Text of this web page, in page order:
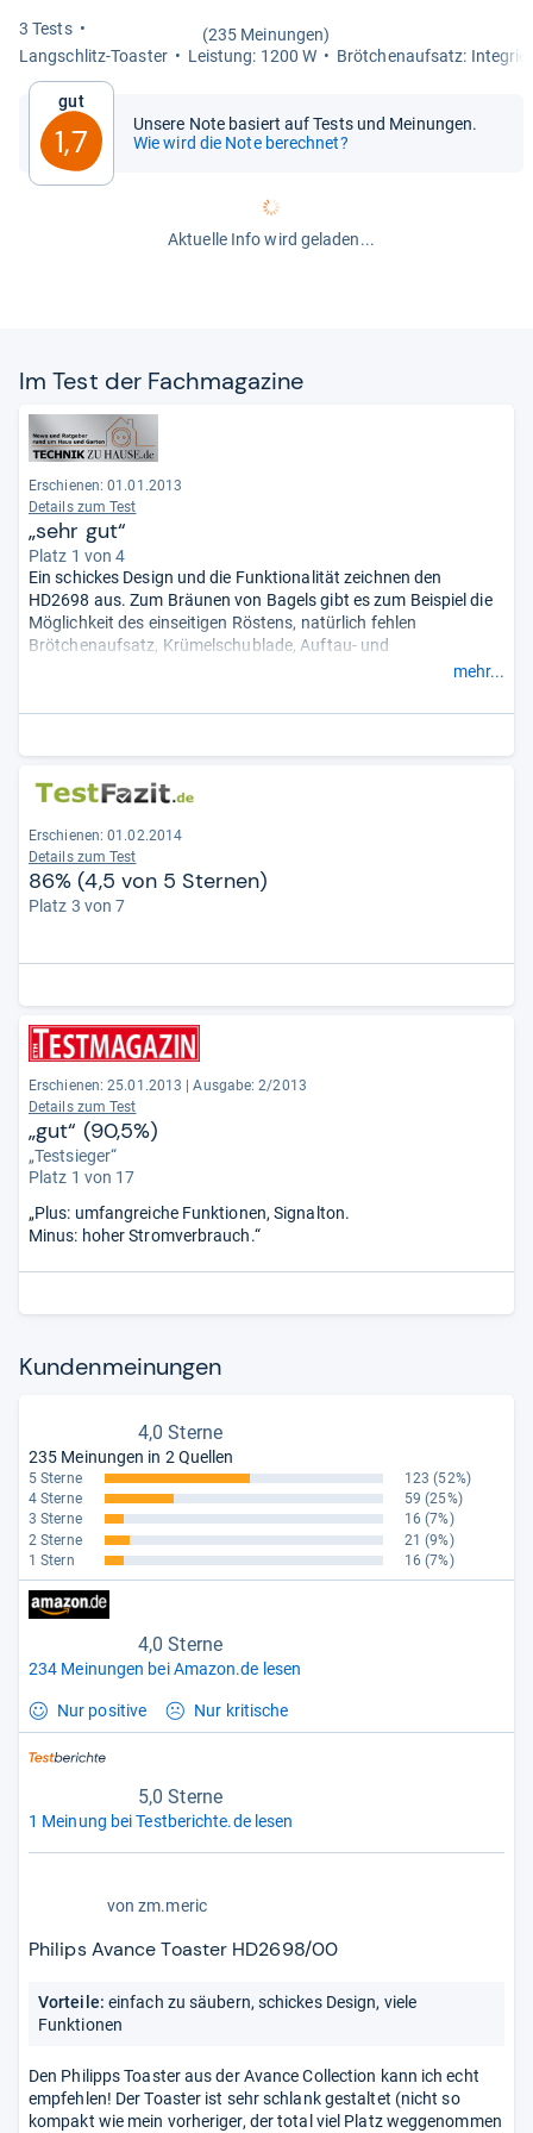
3 Tests
(235 Meinungen)
Lang­schlitz-​Toas­ter
Leis­tung: 1200 W Bröt­chen­auf­satz:
Gut
1,7
Unsere Note basiert auf Tests und Meinungen.
Wie wird die Note berechnet?
Aktuelle Info wird geladen...
Im Test der Fach­ma­ga­zine
Erschienen: 01.01.2013
Details zum Test
„sehr gut“
Platz 1 von 4
Ein schickes Design und die Funktionalität zeichnen den
HD2698 aus. Zum Bräunen von Bagels gibt es zum Beispiel die
Möglichkeit des einseitigen Röstens, natürlich fehlen
Brötchenaufsatz, Krümelschublade, Auftau- und
Modellen durch seine Signaltonabgabe und weißt ansonsten
Gesamteindruck eintrüben könnten.- Zusammengefasst durch
unsere Redaktion.
mehr...
Erschienen: 01.02.2014
Details zum Test
86% (4,5 von 5 Sternen)
Platz 3 von 7
Erschienen: 25.01.2013
Ausgabe: 2/2013
Details zum Test
„gut“ (90,5%)
„Testsieger“
Platz 1 von 17
„Plus: umfangreiche Funktionen, Signalton.
Minus: hoher Stromverbrauch.“
Kun­den­mei­nun­gen
4,0 Sterne
235 Meinungen in 2 Quellen
5 Sterne 123 (52%)
4 Sterne
59 (25%)
3 Sterne
16 (7%)
2 Sterne
21 (9%)
1 Stern
16 (7%)
4,0 Sterne
234 Meinungen bei Amazon.de lesen
Nur positive Nur kritische
5,0 Sterne
1 Meinung bei Testberichte.de lesen
5
Sternen
von zm.meric
Philips Avance Toaster HD2698/00
Vorteile: einfach zu säubern, schickes Design, viele
Funktionen
Den Philipps Toaster aus der Avance Collection kann ich echt
empfehlen! Der Toaster ist sehr schlank gestaltet (nicht so
kompakt wie mein vorheriger, der total viel Platz weggenommen